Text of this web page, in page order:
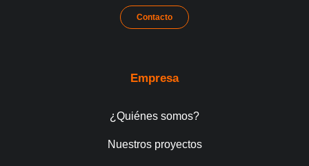
Contacto
Empresa
¿Quiénes somos?
Nuestros proyectos